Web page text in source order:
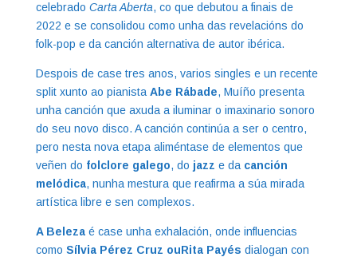
celebrado Carta Aberta, co que debutou a finais de
2022 e se consolidou como unha das revelacións do
folk-pop e da canción alternativa de autor ibérica.
Despois de case tres anos, varios singles e un recente
split xunto ao pianistaAbe Rábade, Muíño presenta
unha canción que axuda a iluminar o imaxinario sonoro
do seu novo disco. A canción continúa a ser o centro,
pero nesta nova etapa aliméntase de elementos que
veñen do folclore galego, do jazz e da canción
melódica, nunha mestura que reafirma a súa mirada
artística libre e sen complexos.
A Belezaé case unha exhalación, onde influencias
como Sílvia Pérez Cruz ouRita Payés dialogan con